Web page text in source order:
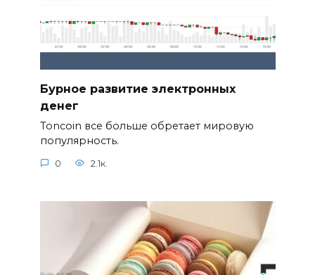
Бурное развитие электронных
денег
Toncoin все больше обретает мировую
популярность.
0 2.1к.